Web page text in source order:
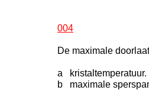
004
De maximale
a kristaltemperatuur.
b maximale